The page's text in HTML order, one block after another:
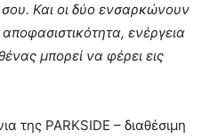
σου. Και οι δύο ενσαρκώνουν
ενέργεια
μπορεί να φέρει εις
της PARKSIDE – διαθέσιμη